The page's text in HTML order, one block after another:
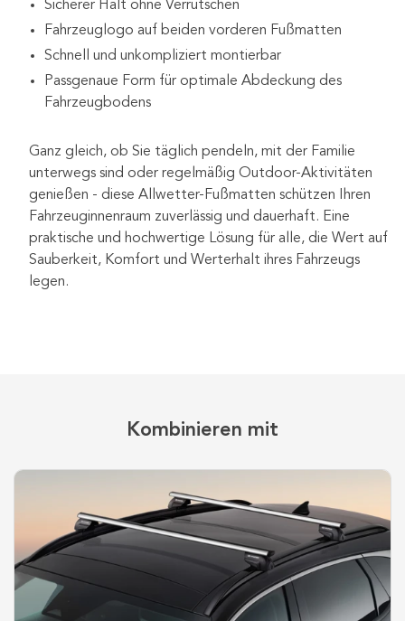
Sicherer Halt ohne Verrutschen
Fahrzeuglogo auf beiden vorderen Fußmatten
Schnell und unkompliziert montierbar
Passgenaue Form für optimale Abdeckung des
Fahrzeugbodens
Ganz gleich, ob Sie täglich pendeln, mit der Familie
unterwegs sind oder regelmäßig Outdoor-Aktivitäten
genießen - diese Allwetter-Fußmatten schützen Ihren
Fahrzeuginnenraum zuverlässig und dauerhaft. Eine
praktische und hochwertige Lösung für alle, die Wert auf
Sauberkeit, Komfort und Werterhalt ihres Fahrzeugs
legen.
Kombinieren mit